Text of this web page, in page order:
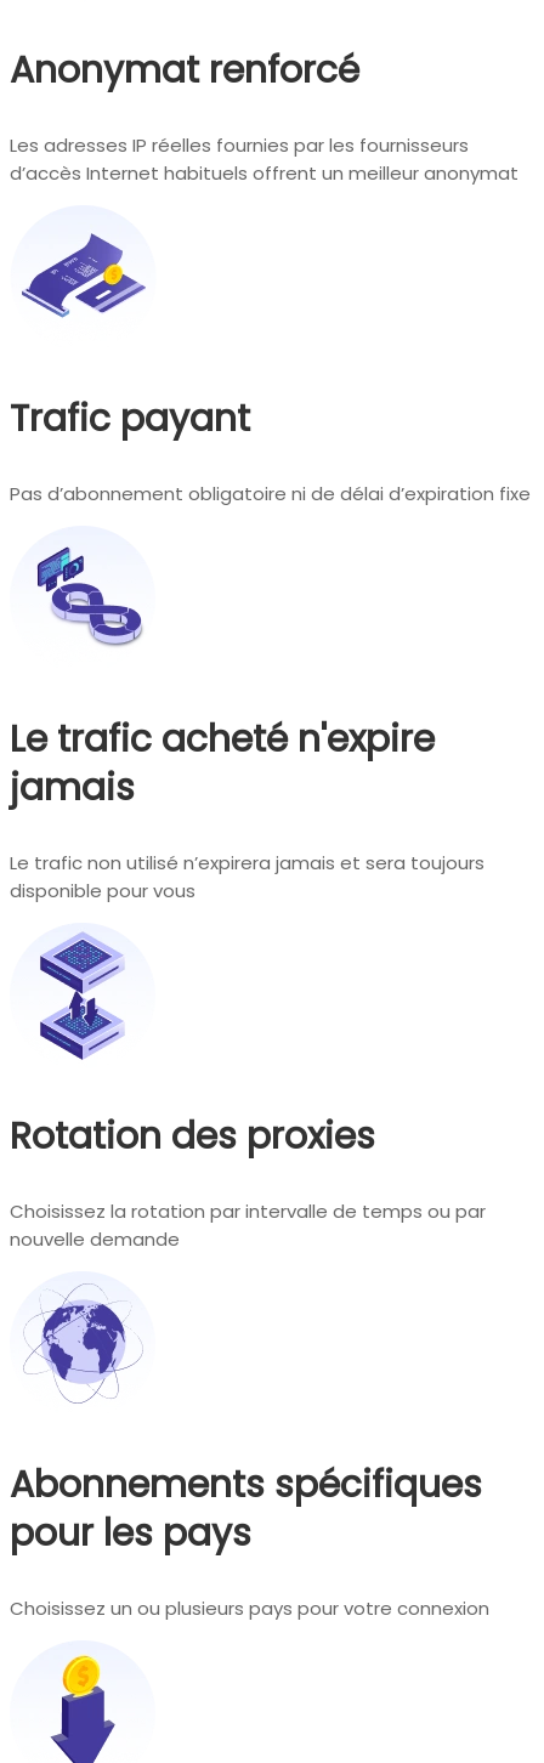
Anonymat renforcé
Les adresses IP réelles fournies par les fournisseurs
d’accès Internet habituels offrent un meilleur anonymat
Trafic payant
Pas d’abonnement obligatoire ni de délai d’expiration fixe
Le trafic acheté n'expire
jamais
Le trafic non utilisé n’expirera jamais et sera toujours
disponible pour vous
Rotation des proxies
Choisissez la rotation par intervalle de temps ou par
nouvelle demande
Abonnements spécifiques
pour les pays
Choisissez un ou plusieurs pays pour votre connexion